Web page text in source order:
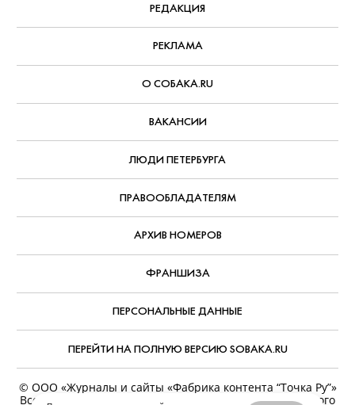
РЕДАКЦИЯ
РЕКЛАМА
О СОБАКА.RU
ВАКАНСИИ
ЛЮДИ ПЕТЕРБУРГА
ПРАВООБЛАДАТЕЛЯМ
АРХИВ НОМЕРОВ
ФРАНШИЗА
ПЕРСОНАЛЬНЫЕ ДАННЫЕ
ПЕРЕЙТИ НА ПОЛНУЮ ВЕРСИЮ SOBAKA.RU
© ООО «Журналы и сайты «Фабрика контента “Точка Ру”»
Все права защищены. Перепечатка материалов данного